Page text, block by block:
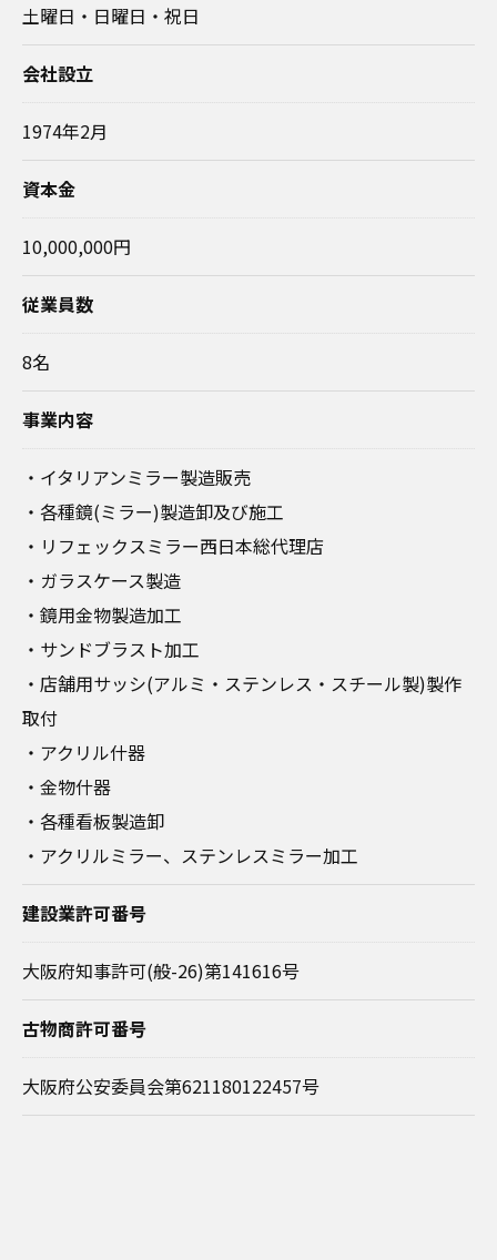
土曜日・日曜日・祝日
会社設立
1974年2月
資本金
10,000,000円
従業員数
8名
事業内容
・イタリアンミラー製造販売
・各種鏡(ミラー)製造卸及び施工
・リフェックスミラー西日本総代理店
・ガラスケース製造
・鏡用金物製造加工
・サンドブラスト加工
・店舗用サッシ(アルミ・ステンレス・スチール製)製作
取付
・アクリル什器
・金物什器
・各種看板製造卸
・アクリルミラー、ステンレスミラー加工
建設業許可番号
大阪府知事許可(般-26)第141616号
古物商許可番号
大阪府公安委員会第621180122457号